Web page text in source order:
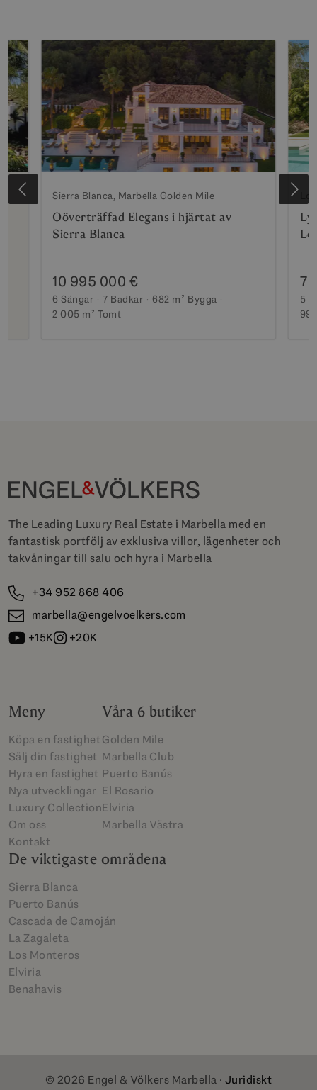
Sierra Blanca, Marbella Golden Mile
Oöverträffad Elegans i hjärtat av
Sierra Blanca
10 995 000 €
6 Sängar 7 Badkar 682 m² Bygga
2 005 m² Tomt
7
5
The Leading Luxury Real Estate i Marbella med en
fantastisk portfölj av exklusiva villor, lägenheter och
takvåningar till salu och hyra i Marbella
+34 952 868 406
marbella@engelvoelkers.com
+15K
+20K
Meny
Köpa en fastighet
Sälj din fastighet
Hyra en fastighet
Nya utvecklingar
Luxury Collection
Om oss
Kontakt
Våra 6 butiker
Golden Mile
Marbella Club
Puerto Banús
El Rosario
Elviria
Marbella Västra
De viktigaste områdena
Sierra Blanca
Puerto Banús
Cascada de Camoján
La Zagaleta
Los Monteros
Elviria
Benahavis
© 2026 Engel & Völkers Marbella · Juridiskt